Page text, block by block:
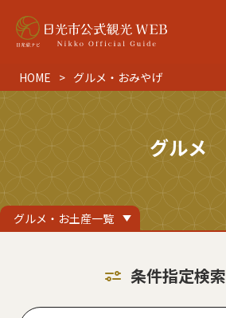
HOME グルメ・おみやげ
グルメ
グルメ・お土産一覧
条件指定検索